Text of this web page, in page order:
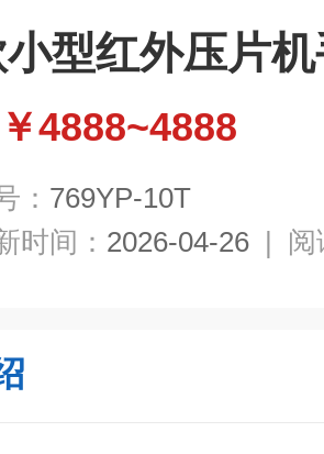
型红外压片
￥4888~4888
： 769YP-10T
时间： 2026-04-26 | 阅